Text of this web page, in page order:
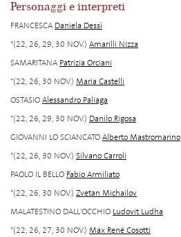
Personaggi e interpreti
FRANCESCA Daniela Dessì
*(22, 26, 29, 30 NOV.) Amarilli Nizza
SAMARITANA Patrizia Orciani
*(22, 26, 30 NOV.) Maria Castelli
OSTASIOAlessandro Paliaga
*(22, 26, 29, 30 NOV.) Danilo Rigosa
GIOVANNI LO SCIANCATOAlberto Mastromarino
*(22, 26, 30 NOV.) Silvano Carroli
PAOLO IL BELLO Fabio Armiliato
*(22, 26, 30 NOV.) Zvetan Michailov
MALATESTINO DALL'OCCHIO Ludovit Ludha
*(22, 26, 27, 30 NOV.) Max René Cosotti